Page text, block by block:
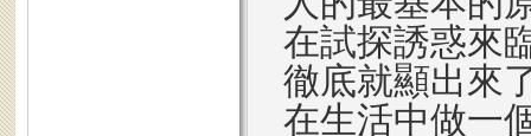
在試探誘惑來
徹底就顯出來
在生活中做一